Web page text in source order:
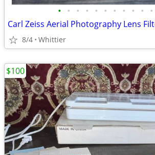
• • • • • • • • • • •
Carl Zeiss Aerial Photography Lens
8/4 Whittier
$100